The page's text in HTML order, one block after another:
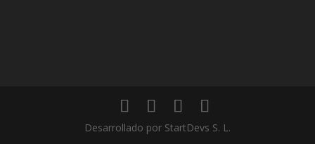
Desarrollado por StartDevs S. L.